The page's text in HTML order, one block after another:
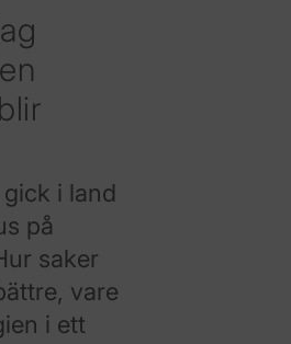
i land
på
saker
vare
i ett